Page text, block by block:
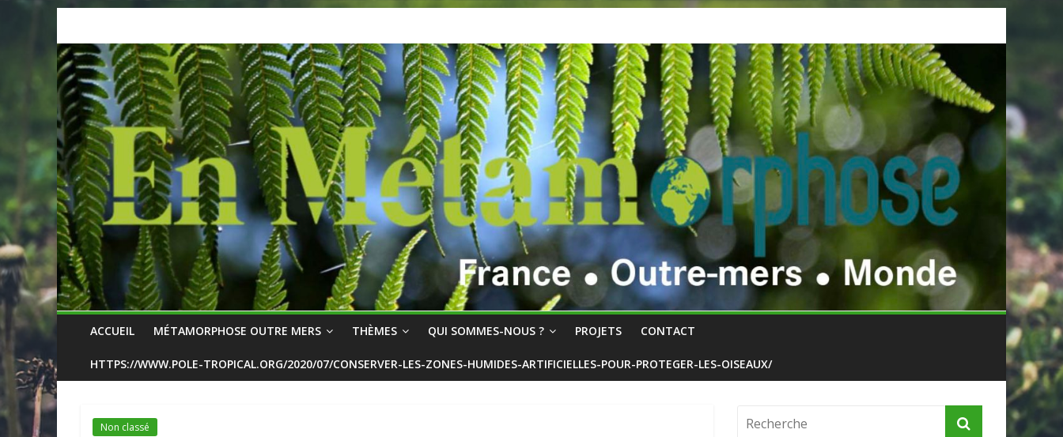
content
ACCUEIL MÉTAMORPHOSE OUTRE MERS THÈMES QUI SOMMES-NOUS ? PROJETS CONTACT
HTTPS://WWW.POLE-TROPICAL.ORG/2020/07/CONSERVER-LES-ZONES-HUMIDES-ARTIFICIELLES-POUR-PROTEGER-LES-OISEAUX/
Non classé